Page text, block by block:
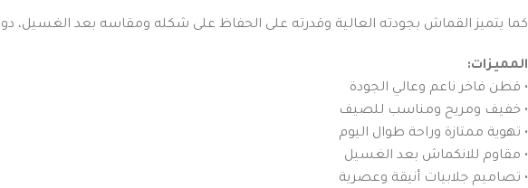
كما يتميز القماش بجودته العالية وقدرته على الحفاظ على شكله ومقاسه بعد الغسيل،
المميزات:
• قطن فاخر ناعم وعالي الجودة
• خفيف ومريح ومناسب للصيف
• تهوية ممتازة وراحة طوال اليوم
• مقاوم للانكماش بعد الغسيل
• تصاميم جلابيات أنيقة وعصرية